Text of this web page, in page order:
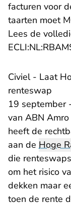
facturen voor
taarten moet
Lees de
Civiel - Laat
renteswap
19 september
van ABN
heeft de
aan de Hoge
die
om het risico
dekken maar
toen de rente